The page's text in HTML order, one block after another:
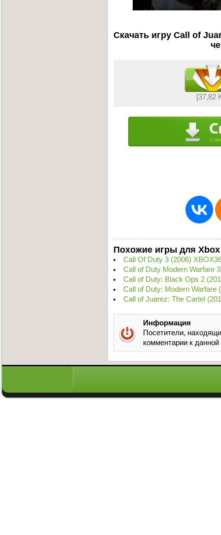
Скачать игру Call of
[37,82
Похожие игры для Xbox
Call Of Duty 3 (2006)
Call of Duty Modern Warfare
Call of Duty: Black Ops 2
Call of Duty: Modern Warfare
Call of Juarez: The Cartel
Информация
Посетители,
комментарии к